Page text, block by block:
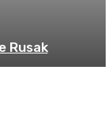
Rusak